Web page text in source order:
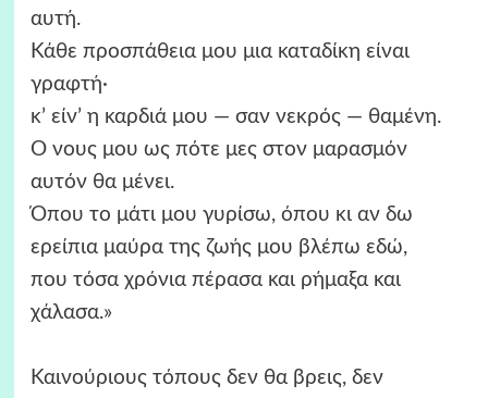
αυτή.
Κάθε προσπάθεια μου μια καταδίκη είναι
γραφτή·
κ’ είν’ η καρδιά μου — σαν νεκρός — θαμένη.
Ο νους μου ως πότε μες στον μαρασμόν
αυτόν θα μένει.
Όπου το μάτι μου γυρίσω, όπου κι αν δω
ερείπια μαύρα της ζωής μου βλέπω εδώ,
που τόσα χρόνια πέρασα και ρήμαξα και
χάλασα.»
Καινούριους τόπους δεν θα βρεις, δεν